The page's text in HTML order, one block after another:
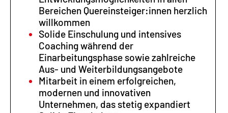
Bereichen Quereinsteiger:innen herzlich
willkommen
Solide Einschulung und intensives
Coaching während der
Einarbeitungsphase sowie zahlreiche
Aus- und Weiterbildungsangebote
Mitarbeit in einem erfolgreichen,
modernen und innovativen
Unternehmen, das stetig expandiert